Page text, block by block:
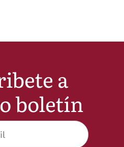
a
boletín